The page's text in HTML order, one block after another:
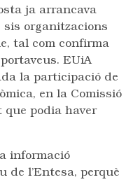
ja arrancava
sis organitzacions
tal com confirma
EUiA
la participació de
en la Comissió
que podia haver
informació
de l’Entesa, perquè